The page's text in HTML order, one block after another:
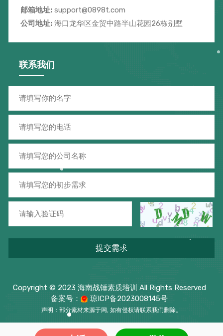
邮箱地址:support@0898t.com
公司地址:海口龙华区金贸中路半山花园26栋别墅
联系我们
Copyright © 2023 海南战锤素质培训 All Rights Reserved
备案号：
琼ICP备2023008145号
声明：部分素材来源于网, 如有侵权请联系我们删除。